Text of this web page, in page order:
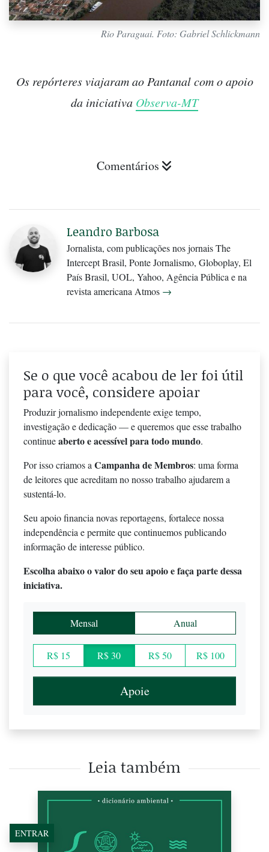
Rio Paraguai. Foto: Gabriel Schlickmann
Os repórteres viajaram ao Pantanal com o apoio
da iniciativa Observa-MT
Comentários
Leandro Barbosa
Jornalista, com publicações nos jornais The
Intercept Brasil, Ponte Jornalismo, Globoplay, El
País Brasil, UOL, Yahoo, Agência Pública e na
revista americana Atmos →
Se o que você acabou de ler foi útil
para você, considere apoiar
Produzir jornalismo independente exige tempo,
investigação e dedicação — e queremos que esse trabalho
continueaberto e acessível para todo mundo.
Por isso criamos aCampanha de Membros: uma forma
de leitores que acreditam no nosso trabalho ajudarem a
sustentá-lo.
Seu apoio financia novas reportagens, fortalece nossa
independência e permite que continuemos publicando
informação de interesse público.
Escolha abaixo o valor do seu apoio e faça parte dessa
iniciativa.
Mensal Anual
R$ 15 R$ 30 R$ 50 R$ 100
Apoie
Leia também
ENTRAR